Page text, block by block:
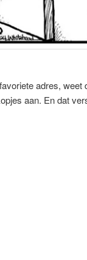
adres, weet
aan. En dat